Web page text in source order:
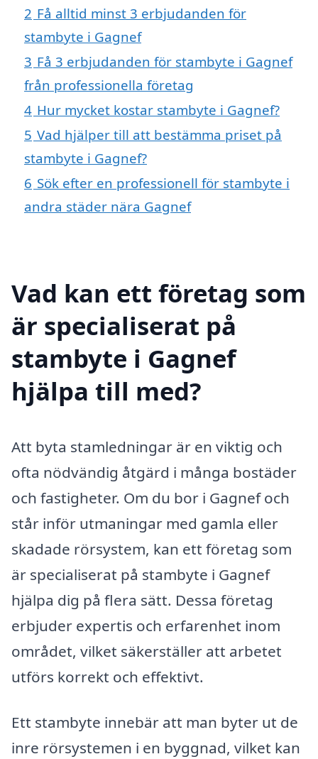
2 Få alltid minst 3 erbjudanden för
stambyte i Gagnef
3 Få 3 erbjudanden för stambyte i Gagnef
från professionella företag
4 Hur mycket kostar stambyte i Gagnef?
5 Vad hjälper till att bestämma priset på
stambyte i Gagnef?
6 Sök efter en professionell för stambyte i
andra städer nära Gagnef
Vad kan ett företag som
är specialiserat på
stambyte i Gagnef
hjälpa till med?
Att byta stamledningar är en viktig och
ofta nödvändig åtgärd i många bostäder
och fastigheter. Om du bor i Gagnef och
står inför utmaningar med gamla eller
skadade rörsystem, kan ett företag som
är specialiserat på stambyte i Gagnef
hjälpa dig på flera sätt. Dessa företag
erbjuder expertis och erfarenhet inom
området, vilket säkerställer att arbetet
utförs korrekt och effektivt.
Ett stambyte innebär att man byter ut de
inre rörsystemen i en byggnad, vilket kan